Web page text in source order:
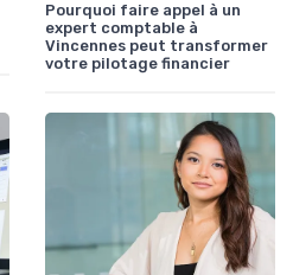
Pourquoi faire appel à un
expert comptable à
Vincennes peut transformer
votre pilotage financier